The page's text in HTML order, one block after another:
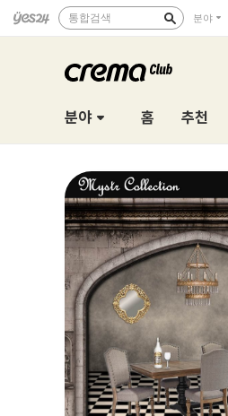
통합검색 분야
분야 홈 추천